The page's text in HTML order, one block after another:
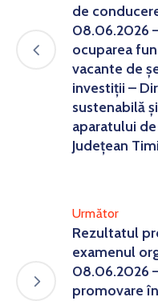
de
08.06.2026
ocuparea
vacante de
investiții –
sustenabilă
aparatului
Județean
Următor
Rezultatul
examenul
08.06.2026
promovare